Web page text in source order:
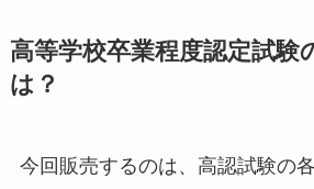
高等学校卒業程度認定試験
は？
今回販売するのは、高認試験の